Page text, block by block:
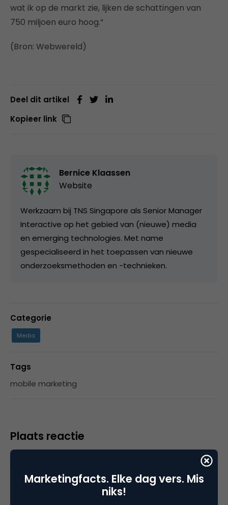
wat ik op de markt zie, lijken de schattingen van
750 miljoen euro hoog.”
(Bron: Webwereld)
Deel dit artikel
Kopieer link
Bernice Klaassen
Website
Werkzaam bij TNS Singapore als Senior Manager
Interactive op het gebied van (nieuwe) media
en emerging technologies. Met name
gespecialiseerd in het toepassen van nieuwe
onderzoeksmethoden en -technieken.
Categorie
Media
Tags
mobile marketing
Plaats reactie
plaatsen.
Marketingfacts. Elke dag vers. Mis
niks!